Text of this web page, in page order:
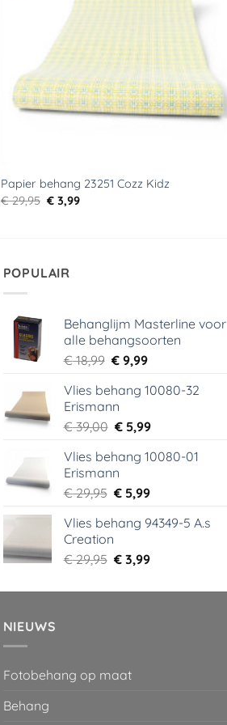
Papier behang 23251 Cozz Kidz
€29,95 Oorspronkelijke
prijs
€ 3,99Huidige
POPULAIR
Behanglijm Masterline voor
alle behangsoorten
€18,99 Oorspronkelijke
was:
€ 18,99.
€ 9,99Huidige
is:
Vlies behang 10080-32
Erismann
€39,00 Oorspronkelijke
was:
€ 39,00.
€ 5,99Huidige
is:
Vlies behang 10080-01
Erismann
€29,95 Oorspronkelijke
was:
€ 5,99Huidige
is:
Vlies behang 94349-5 A.s
Creation
€29,95 Oorspronkelijke
was:
€ 3,99Huidige
is:
NIEUWS
Fotobehang op maat
Behang